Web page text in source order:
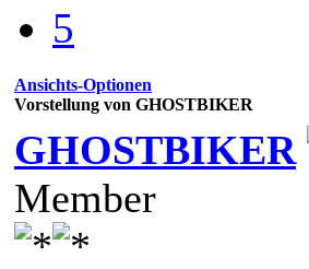
5
Ansichts-Optionen
Vorstellung von GHOSTBIKER
GHOSTBIKER
Member